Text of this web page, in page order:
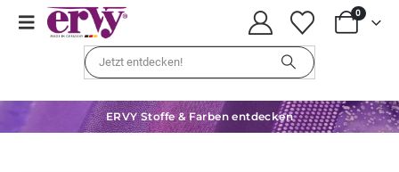
0
ERVY Stoffe & Farben entdecken